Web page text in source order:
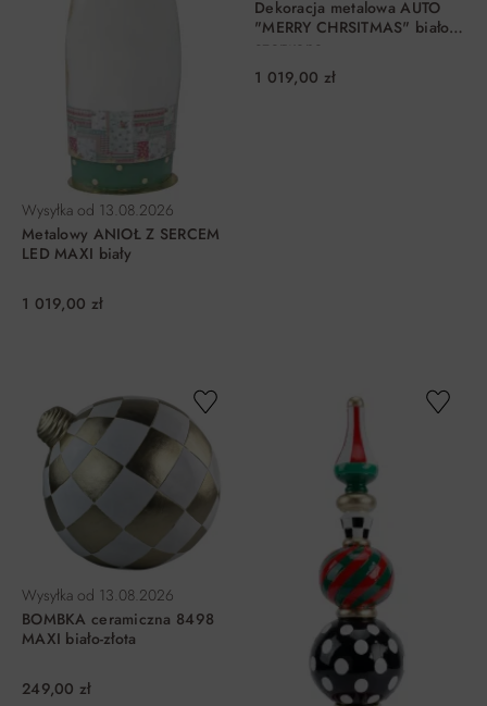
Wysyłka od 13.08.2026
Metalowy ANIOŁ Z SERCEM
LED MAXI biały
1 019,00 zł
Dekoracja metalowa AUTO
"MERRY CHRSITMAS" biało-
czerwone
1 019,00 zł
Wysyłka od 13.08.2026
BOMBKA ceramiczna 8498
MAXI biało-złota
249,00 zł